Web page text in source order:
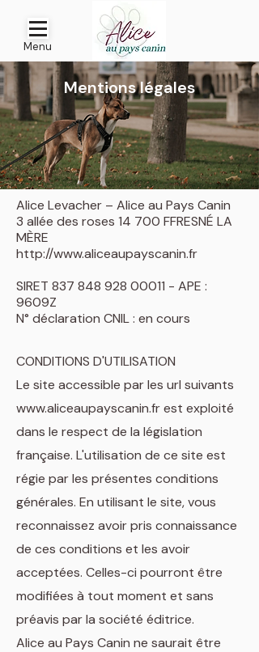
Menu
Mentions légales
Alice Levacher – Alice au Pays Canin
3 allée des roses 14 700 FFRESNÉ LA
MÈRE
http://www.aliceaupayscanin.fr
SIRET 837 848 928 00011 - APE :
9609Z
N° déclaration CNIL : en cours
CONDITIONS D'UTILISATION
Le site accessible par les url suivants
www.aliceaupayscanin.fr est exploité
dans le respect de la législation
française. L'utilisation de ce site est
régie par les présentes conditions
générales. En utilisant le site, vous
reconnaissez avoir pris connaissance
de ces conditions et les avoir
acceptées. Celles-ci pourront être
modifiées à tout moment et sans
préavis par la société éditrice.
Alice au Pays Canin ne saurait être